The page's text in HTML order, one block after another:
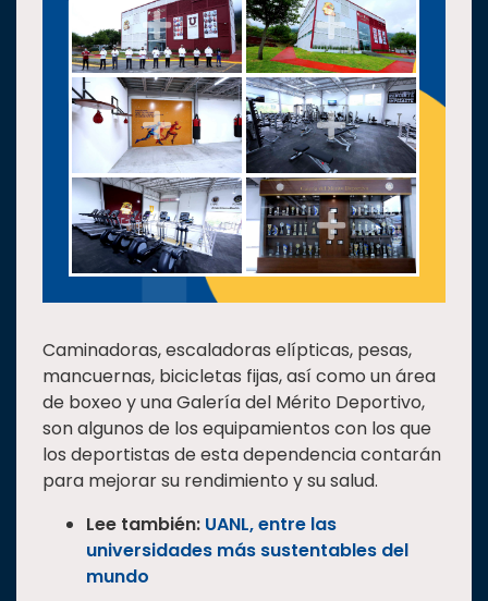
Caminadoras, escaladoras elípticas, pesas,
mancuernas, bicicletas fijas, así como un área
de boxeo y una Galería del Mérito Deportivo,
son algunos de los equipamientos con los que
los deportistas de esta dependencia contarán
para mejorar su rendimiento y su salud.
Lee también: UANL, entre las
universidades más sustentables del
mundo